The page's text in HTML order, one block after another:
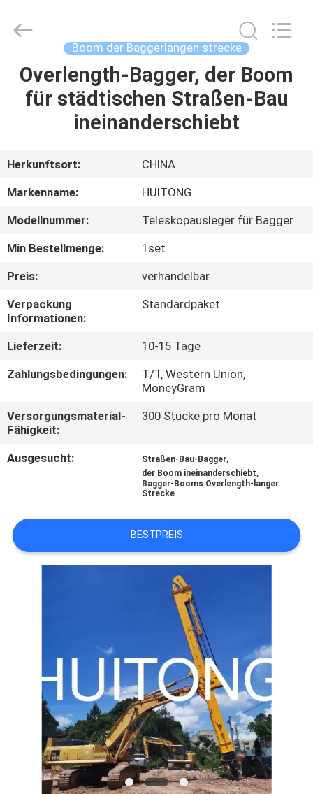
ZU
HAUSE
VR-
SHOW
ÜBER
UNS
WERKSBESICHTIGUNG
QUALITÄTSKONTROLLE
NEUIGKEITEN
BITTE UM
SEITENVERZEICHNIS
Reserved.
Boom der Baggerlangen strecke
Overlength-Bagger, der Boom
für städtischen Straßen-Bau
ineinanderschiebt
Herkunftsort:
CHINA
Markenname:
HUITONG
Modellnummer:
Teleskopausleger für Bagger
Min Bestellmenge:
1set
Preis:
verhandelbar
Verpackung
Informationen:
Standardpaket
Lieferzeit:
10-15 Tage
Zahlungsbedingungen:
T/T, Western Union,
MoneyGram
Versorgungsmaterial-
Fähigkeit:
300 Stücke pro Monat
Ausgesucht: Straßen-Bau-Bagger,
der Boom ineinanderschiebt,
Bagger-Booms Overlength-langer
Strecke
BESTPREIS